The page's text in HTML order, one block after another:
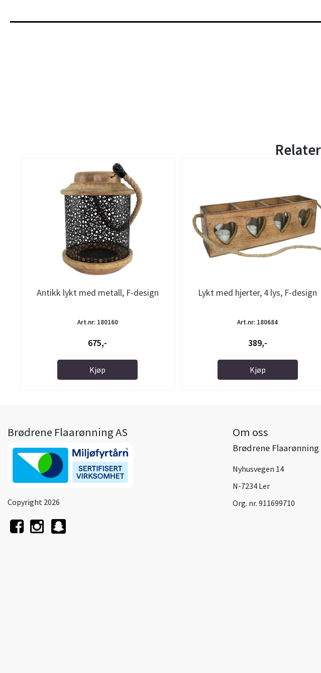
Antikk lykt med metall, F-design
Art.nr: 180160
675,-
Kjøp
Lykt med hjerter, 4 lys, F-design
Art.nr: 180684
389,-
Kjøp
Brødrene Flaarønning AS
Copyright 2026
Om oss
Brødrene Flaarønning
Nyhusvegen 14
N-7234 Ler
Org. nr. 911699710